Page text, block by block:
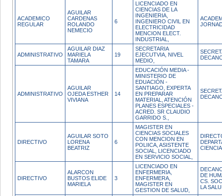
ACADEMICO
REGULAR
AGUILAR
CARDENAS
ROLANDO
NEMECIO
6
LICENCIADO EN
CIENCIAS DE LA
INGENIERIA,
INGENIERO CIVIL EN
ELECTRICIDAD
MENCION ELECT.
INDUSTRIAL,
ADMINISTRATIVO
AGUILAR DIAZ
MARIELA
TAMARA
19
SECRETARIA
EJECUTVIA, NIVEL
MEDIO,
ADMINISTRATIVO
AGUILAR
OJEDA ESTHER
VIVIANA
14
EDUCACIÓN MEDIA -
MINISTERIO DE
EDUACIÓN -
SANTIAGO, EXPERTA
EN PREPARAR
MATERIAL, ATENCIÓN
PLANES ESPECIALES -
ACRED. SR CLAUDIO
GARRIDO S.,
DIRECTIVO
AGUILAR SOTO
LORENA
BEATRIZ
6
MAGISTER EN
CIENCIAS SOCIALES
CON MENCION EN
POLIICA, ASISTENTE
SOCIAL, LICENCIADO
EN SERVICIO SOCIAL,
DIRECTIVO
ALARCON
BUSTOS ELIDE
MARIELA
3
LICENCIADO EN
ENFERMERIA,
ENFERMERA,
MAGISTER EN
GESTION DE SALUD,
DE
CS.
LA